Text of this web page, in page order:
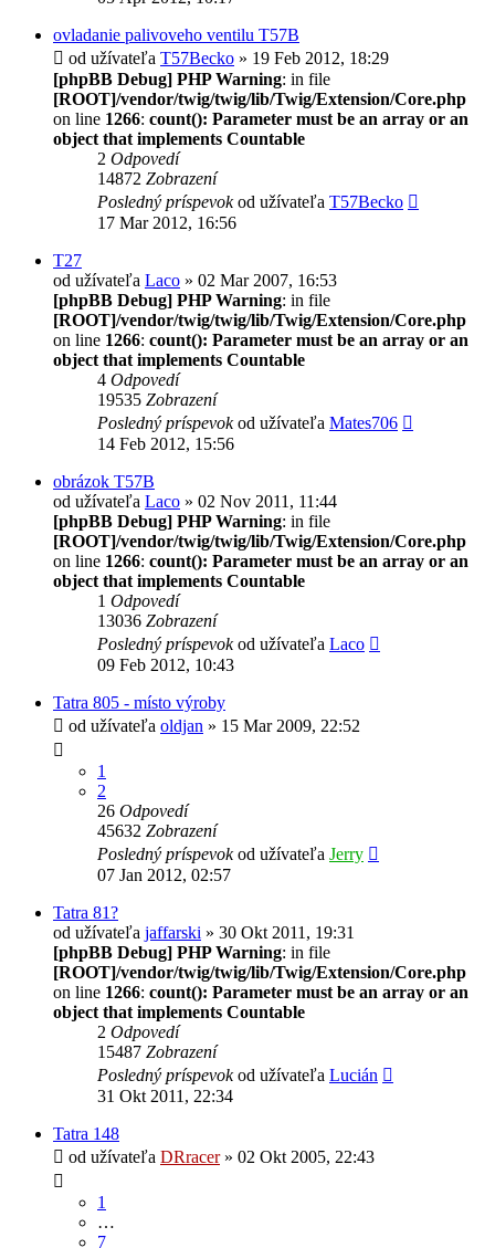
ovladanie palivoveho ventilu T57B
od užívateľa T57Becko » 19 Feb 2012, 18:29
[phpBB Debug] PHP Warning: in file
[ROOT]/vendor/twig/twig/lib/Twig/Extension/Core.php
on line 1266: count(): Parameter must be an array or an
object that implements Countable
2 Odpovedí
14872 Zobrazení
Posledný príspevokod užívateľa T57Becko
17 Mar 2012, 16:56
T27
od užívateľa Laco » 02 Mar 2007, 16:53
[phpBB Debug] PHP Warning: in file
[ROOT]/vendor/twig/twig/lib/Twig/Extension/Core.php
on line 1266: count(): Parameter must be an array or an
object that implements Countable
4 Odpovedí
19535 Zobrazení
Posledný príspevokod užívateľa Mates706
14 Feb 2012, 15:56
obrázok T57B
od užívateľa Laco » 02 Nov 2011, 11:44
[phpBB Debug] PHP Warning: in file
[ROOT]/vendor/twig/twig/lib/Twig/Extension/Core.php
on line 1266: count(): Parameter must be an array or an
object that implements Countable
1 Odpovedí
13036 Zobrazení
Posledný príspevokod užívateľa Laco
09 Feb 2012, 10:43
Tatra 805 - místo výroby
od užívateľa oldjan » 15 Mar 2009, 22:52
1
2
26 Odpovedí
45632 Zobrazení
Posledný príspevokod užívateľa Jerry
07 Jan 2012, 02:57
Tatra 81?
od užívateľa jaffarski » 30 Okt 2011, 19:31
[phpBB Debug] PHP Warning: in file
[ROOT]/vendor/twig/twig/lib/Twig/Extension/Core.php
on line 1266: count(): Parameter must be an array or an
object that implements Countable
2 Odpovedí
15487 Zobrazení
Posledný príspevokod užívateľa Lucián
31 Okt 2011, 22:34
Tatra 148
od užívateľa DRracer» 02 Okt 2005, 22:43
1
…
7